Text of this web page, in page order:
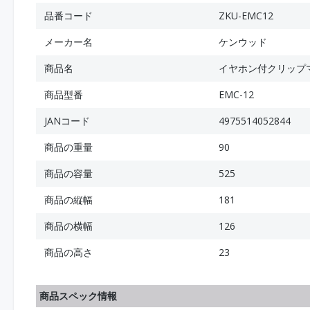
品番コード
ZKU-EMC12
メーカー名
ケンウッド
商品名
イヤホン付クリップ
商品型番
EMC-12
JANコード
4975514052844
商品の重量
90
商品の容量
525
商品の縦幅
181
商品の横幅
126
商品の高さ
23
商品スペック情報